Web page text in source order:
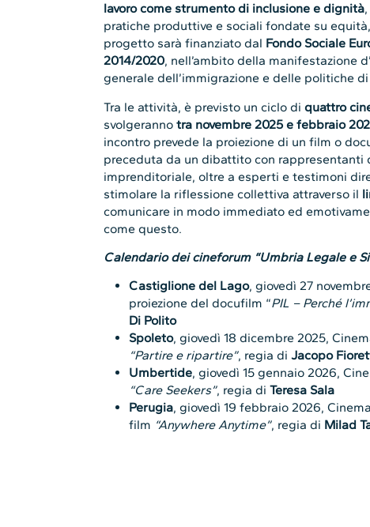
lavoro come strumento di inclusione e dignità
pratiche produttive e sociali fondate su
progetto sarà finanziato dal Fondo Sociale
2014/2020, nell’ambito della manifestazione
generale dell’immigrazione e delle politiche
Tra le attività, è previsto un ciclo diquattro
svolgeranno tra novembre 2025 e febbraio
incontro prevede la proiezione di un film o
preceduta da un dibattito con rappresentanti
imprenditoriale, oltre a esperti e testimoni
stimolare la riflessione collettiva attraverso il
comunicare in modo immediato ed
come questo.
Calendario dei cineforum “Umbria Legale e
Castiglione del Lago, giovedì 27
proiezione del docufilm “PIL – Perché
Di Polito
Spoleto, giovedì 18 dicembre 2025,
“Partire e ripartire”, regia diJacopo
Umbertide, giovedì 15 gennaio 2026,
“Care Seekers”, regia diTeresa Sala
Perugia, giovedì 19 febbraio 2026,
film “Anywhere Anytime”, regia di Milad